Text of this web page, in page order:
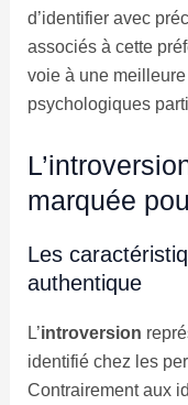
d’identifier avec
associés à cette
voie à une
psychologiques
marquée
Les
authentique
L’introversion
identifié chez les
Contrairement aux